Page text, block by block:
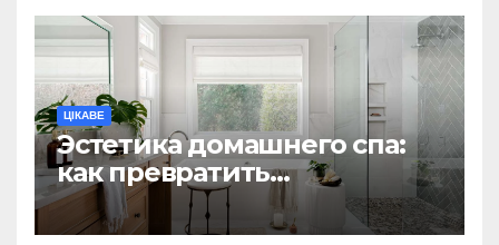
ЦІКАВЕ
Эстетика домашнего спа:
как превратить
ежедневную гигиену в
восстанавливающий